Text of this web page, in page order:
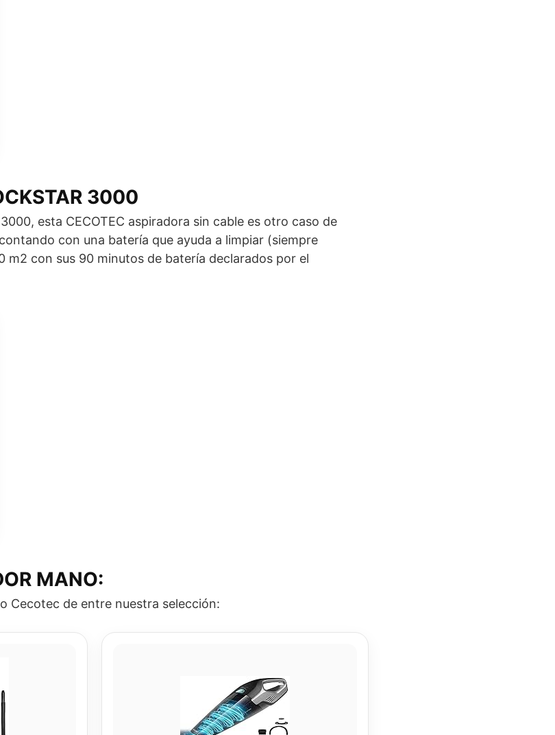
3000
3000, esta CECOTEC aspiradora sin cable es otro caso de
con una batería que ayuda a limpiar (siempre
m2 con sus 90 minutos de batería declarados por el
MANO:
Cecotec de entre nuestra selección: